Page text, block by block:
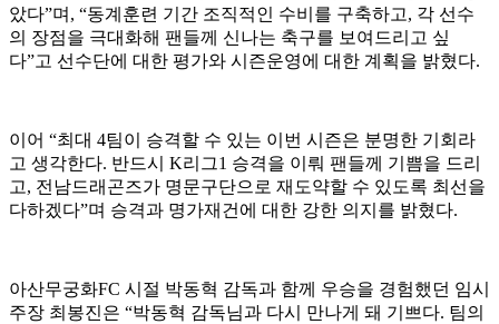
았다”며, “동계훈련 기간 조직적인 수비를 구축하고, 각 선수
의 장점을 극대화해 팬들께 신나는 축구를 보여드리고 싶
다”고 선수단에 대한 평가와 시즌운영에 대한 계획을 밝혔다.
이어 “최대 4팀이 승격할 수 있는 이번 시즌은 분명한 기회라
고 생각한다. 반드시 K리그1 승격을 이뤄 팬들께 기쁨을 드리
고, 전남드래곤즈가 명문구단으로 재도약할 수 있도록 최선을
다하겠다”며 승격과 명가재건에 대한 강한 의지를 밝혔다.
아산무궁화FC 시절 박동혁 감독과 함께 우승을 경험했던 임시
주장 최봉진은 “박동혁 감독님과 다시 만나게 돼 기쁘다. 팀의